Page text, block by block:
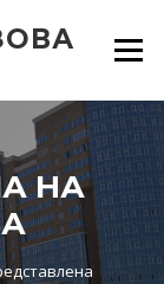
Меню
НА